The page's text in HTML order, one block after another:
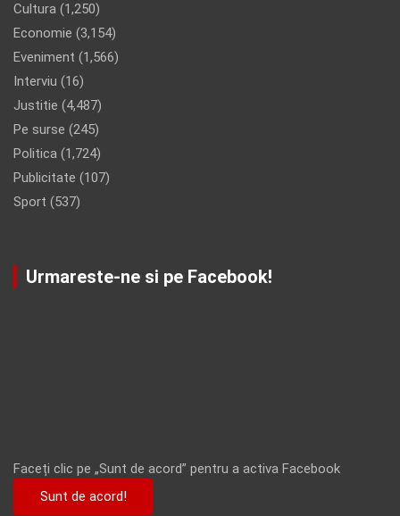
Cultura (1,250)
Economie (3,154)
Eveniment (1,566)
Interviu (16)
Justitie (4,487)
Pe surse (245)
Politica (1,724)
Publicitate (107)
Sport (537)
Urmareste-ne si pe Facebook!
Faceți clic pe „Sunt de acord” pentru a activa Facebook
Sunt de acord!